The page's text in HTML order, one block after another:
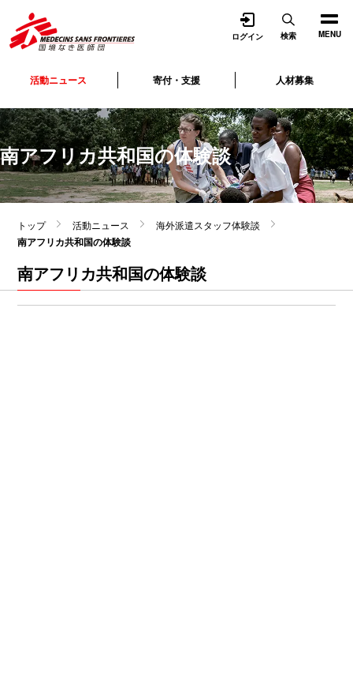
MENU
活動ニュース 寄付・支援 人材募集
ログイン 検索
トップ 活動ニュース 海外派遣スタッフ体験談
南アフリカ共和国の体験談
南アフリカ共和国の体験談
南アフリカ共和国の体験談